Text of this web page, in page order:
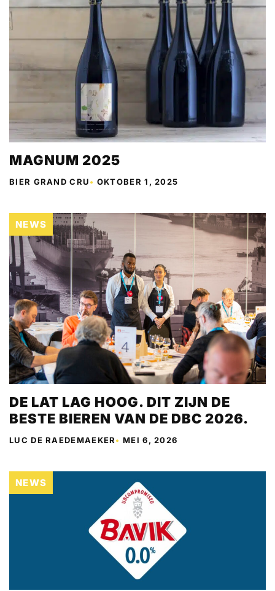
MAGNUM 2025
BIER GRAND CRU• OKTOBER 1, 2025
NEWS
DE LAT LAG HOOG. DIT ZIJN DE
BESTE BIEREN VAN DE DBC 2026.
LUC DE RAEDEMAEKER•MEI 6, 2026
NEWS